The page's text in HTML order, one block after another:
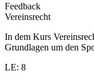
Feedback
Vereinsrecht
In dem Kurs
Grundlagen um den
LE: 8